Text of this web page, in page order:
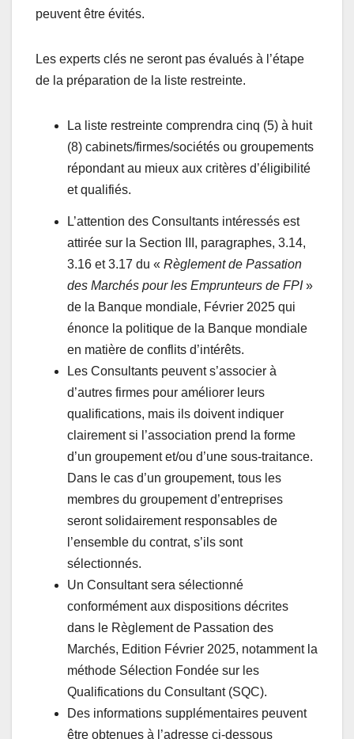
peuvent être évités.
Les experts clés ne seront pas évalués à l’étape
de la préparation de la liste restreinte.
La liste restreinte comprendra cinq (5) à huit
(8) cabinets/firmes/sociétés ou groupements
répondant au mieux aux critères d’éligibilité
et qualifiés.
L’attention des Consultants intéressés est
attirée sur la Section III, paragraphes, 3.14,
3.16 et 3.17 du « Règlement de Passation
des Marchés pour les Emprunteurs de FPI»
de la Banque mondiale, Février 2025 qui
énonce la politique de la Banque mondiale
en matière de conflits d’intérêts.
Les Consultants peuvent s’associer à
d’autres firmes pour améliorer leurs
qualifications, mais ils doivent indiquer
clairement si l’association prend la forme
d’un groupement et/ou d’une sous-traitance.
Dans le cas d’un groupement, tous les
membres du groupement d’entreprises
seront solidairement responsables de
l’ensemble du contrat, s’ils sont
sélectionnés.
Un Consultant sera sélectionné
conformément aux dispositions décrites
dans le Règlement de Passation des
Marchés, Edition Février 2025, notamment la
méthode Sélection Fondée sur les
Qualifications du Consultant (SQC).
Des informations supplémentaires peuvent
être obtenues à l’adresse ci-dessous